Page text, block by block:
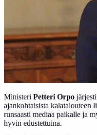
Ministeri Petteri Orpo
ajankohtaisista kalatalouteen
runsaasti mediaa paikalle ja
hyvin edustettuina.